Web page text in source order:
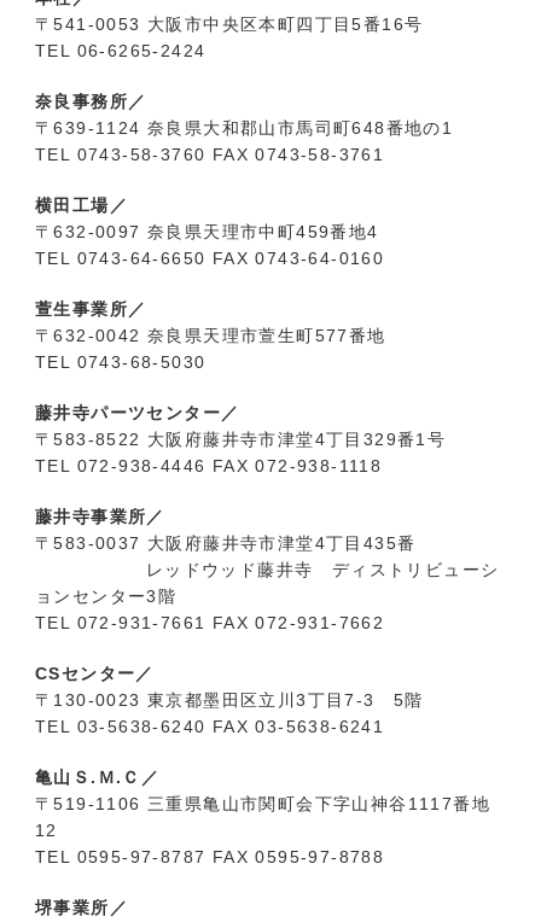
〒541-0053 大阪市中央区本町四丁目5番16号
TEL 06-6265-2424
奈良事務所／
〒639-1124 奈良県大和郡山市馬司町648番地の1
TEL 0743-58-3760 FAX 0743-58-3761
横田工場／
〒632-0097 奈良県天理市中町459番地4
TEL 0743-64‐6650 FAX 0743-64-0160
萱生事業所／
〒632-0042 奈良県天理市萱生町577番地
TEL 0743-68-5030
藤井寺パーツセンター／
〒583-8522 大阪府藤井寺市津堂4丁目329番1号
TEL 072-938-4446 FAX 072-938-1118
藤井寺事業所／
〒583-0037 大阪府藤井寺市津堂4丁目435番
レッドウッド藤井寺 ディストリビューシ
ョンセンター3階
TEL 072-931-7661 FAX 072-931-7662
CSセンター／
〒130-0023 東京都墨田区立川3丁目7-3 5階
TEL 03-5638‐6240 FAX 03-5638-6241
亀山Ｓ.Ｍ.Ｃ／
〒519-1106 三重県亀山市関町会下字山神谷1117番地
12
TEL 0595-97-8787 FAX 0595-97-8788
堺事業所／